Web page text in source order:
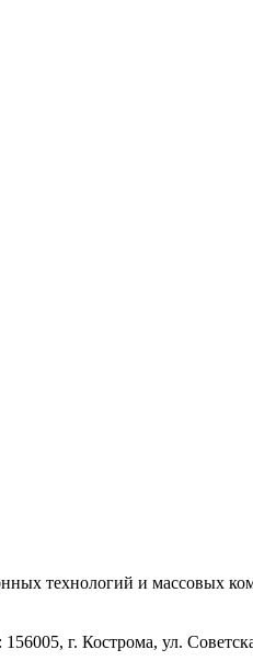
технологий и массовых
г. Кострома, ул.